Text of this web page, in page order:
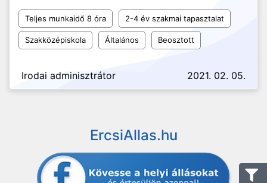
Teljes munkaidő 8 óra 2-4 év szakmai tapasztalat
Szakközépiskola Általános Beosztott
Irodai adminisztrátor 2021. 02. 05.
ErcsiAllas.hu